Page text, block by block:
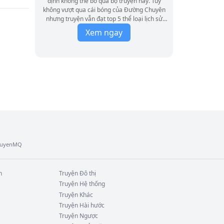
gặp
không vượt qua cái bóng của Đường Chuyên
nhưng truyện vẫn đạt top 5 thể loại lịch sử
quân sự trên qidian Hành văn tinh tế, có sự
thông hiểu sâu sắc về lịch sử, nhân vật được
Xem ngay
TruyệnĐô thị
Truyện Hệ thống
Truyện Khác
Truyện Hài hước
Truyện Ngược